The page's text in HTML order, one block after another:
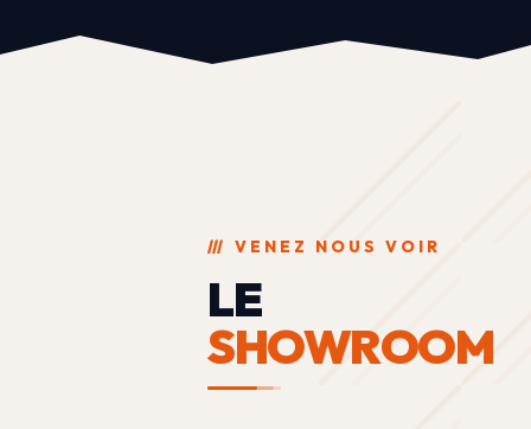
/// VENEZ NOUS VOIR
LE
SHOWROOM